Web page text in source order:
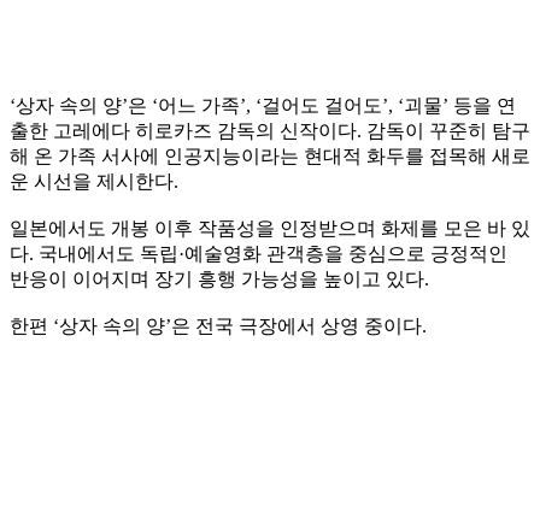
‘상자 속의 양’은 ‘어느 가족’, ‘걸어도 걸어도’, ‘괴물’ 등을 연
출한 고레에다 히로카즈 감독의 신작이다. 감독이 꾸준히 탐구
해 온 가족 서사에 인공지능이라는 현대적 화두를 접목해 새로
운 시선을 제시한다.
일본에서도 개봉 이후 작품성을 인정받으며 화제를 모은 바 있
다. 국내에서도 독립·예술영화 관객층을 중심으로 긍정적인
반응이 이어지며 장기 흥행 가능성을 높이고 있다.
한편 ‘상자 속의 양’은 전국 극장에서 상영 중이다.